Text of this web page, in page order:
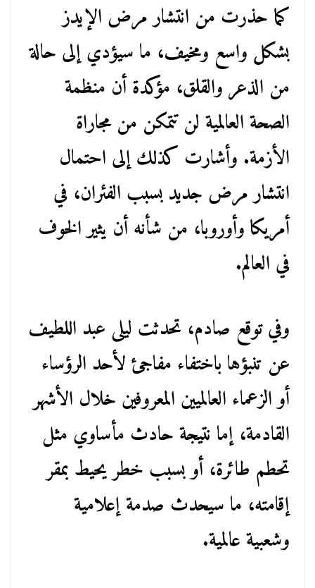
كما حذرت من انتشار مرض الإيدز
بشكل واسع ومخيف، ما سيؤدي إلى حالة
من الذعر والقلق، مؤكدة أن منظمة
الصحة العالمية لن تتمكن من مجاراة
الأزمة. وأشارت كذلك إلى احتمال
انتشار مرض جديد بسبب الفئران، في
أمريكا وأوروبا، من شأنه أن يثير الخوف
في العالم.
وفي توقع صادم، تحدثت ليلى عبد اللطيف
عن تنبؤها باختفاء مفاجئ لأحد الرؤساء
أو الزعماء العالميين المعروفين خلال الأشهر
القادمة، إما نتيجة حادث مأساوي مثل
تحطم طائرة، أو بسبب خطر يحيط بمقر
إقامته، ما سيحدث صدمة إعلامية
وشعبية عالمية.